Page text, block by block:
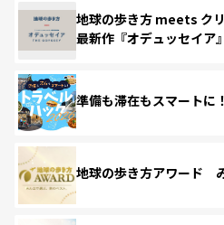
地球の歩き方 meets ク
最新作『オデュッセイア』
準備も滞在もスマート
地球の歩き方アワード